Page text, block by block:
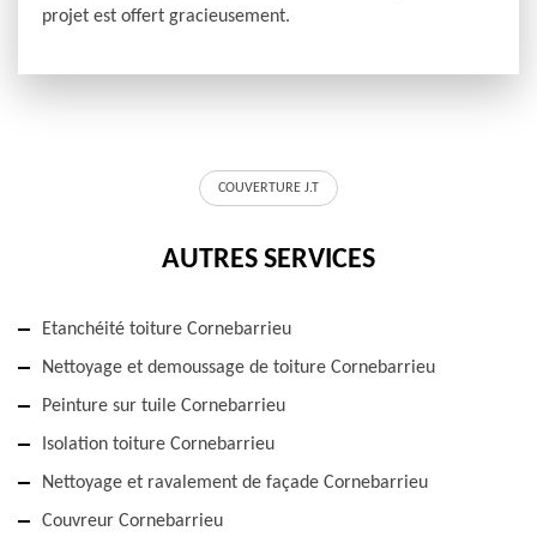
projet est offert gracieusement.
COUVERTURE J.T
AUTRES SERVICES
Etanchéité toiture Cornebarrieu
Nettoyage et demoussage de toiture Cornebarrieu
Peinture sur tuile Cornebarrieu
Isolation toiture Cornebarrieu
Nettoyage et ravalement de façade Cornebarrieu
Couvreur Cornebarrieu